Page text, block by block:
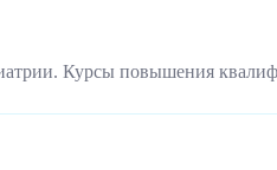
Курсы повышения